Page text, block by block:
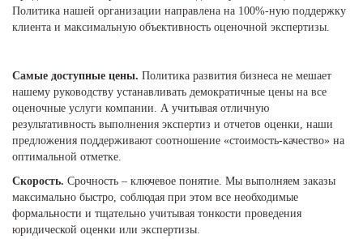
Политика нашей организации направлена на 100%-ную поддержку
клиента и максимальную объективность оценочной экспертизы.
Самые доступные цены. Политика развития бизнеса не мешает
нашему руководству устанавливать демократичные цены на все
оценочные услуги компании. А учитывая отличную
результативность выполнения экспертиз и отчетов оценки, наши
предложения поддерживают соотношение «стоимость-качество» на
оптимальной отметке.
Скорость. Срочность – ключевое понятие. Мы выполняем заказы
максимально быстро, соблюдая при этом все необходимые
формальности и тщательно учитывая тонкости проведения
юридической оценки или экспертизы.